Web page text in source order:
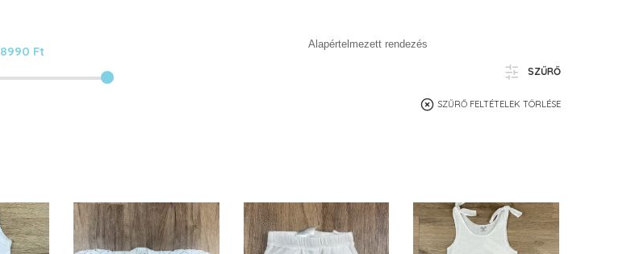
SZŰRŐ
8990 Ft
SZŰRŐ FELTÉTELEK TÖRLÉSE